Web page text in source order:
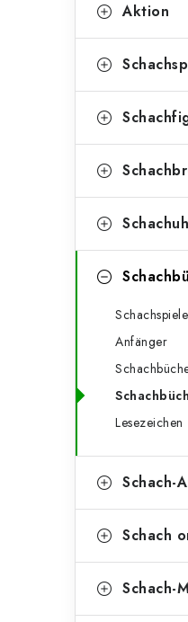
e
t
e
l
e
überspringen
a
e
o
i
Aktion
Anfänger
Lesezeichen
Schach-
Schach
Schach-